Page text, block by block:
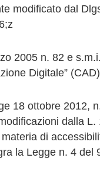
modificato dal
2005 n. 82 e
Digitale”
18 ottobre 2012,
dalla L.
di
la Legge n. 4 del